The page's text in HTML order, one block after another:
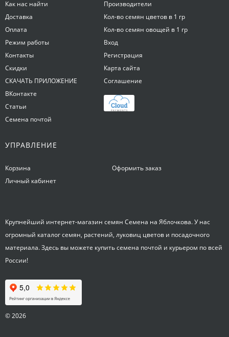
Как нас найти
Доставка
Оплата
Режим работы
Контакты
Скидки
СКАЧАТЬ ПРИЛОЖЕНИЕ
ВКонтакте
Статьи
Семена почтой
Производители
Кол-во семян цветов в 1 гр
Кол-во семян овощей в 1 гр
Вход
Регистрация
Карта сайта
Соглашение
УПРАВЛЕНИЕ
Корзина
Личный кабинет
Оформить заказ
Крупнейший интернет-магазин семян Семена на Яблочкова. У нас
огромный каталог семян, растений, луковиц цветов и посадочного
материала. Здесь вы можете купить семена почтой и курьером по всей
России!
© 2026